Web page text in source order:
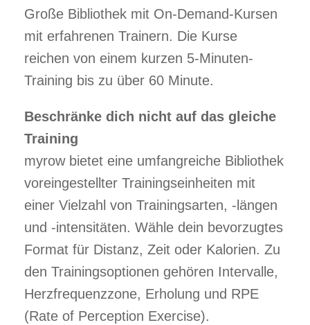
Große Bibliothek mit On-Demand-Kursen
mit erfahrenen Trainern. Die Kurse
reichen von einem kurzen 5-Minuten-
Training bis zu über 60 Minute.
Beschränke dich nicht auf das gleiche
Training
myrow bietet eine umfangreiche Bibliothek
voreingestellter Trainingseinheiten mit
einer Vielzahl von Trainingsarten, -längen
und -intensitäten. Wähle dein bevorzugtes
Format für Distanz, Zeit oder Kalorien. Zu
den Trainingsoptionen gehören Intervalle,
Herzfrequenzzone, Erholung und RPE
(Rate of Perception Exercise).